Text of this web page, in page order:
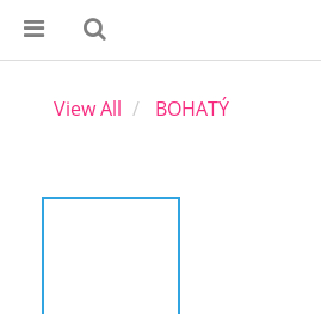
View All BOHATÝ